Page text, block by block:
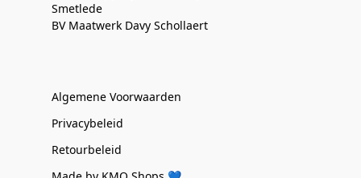
Smetlede
BV Maatwerk Davy Schollaert
Algemene Voorwaarden
Privacybeleid
Retourbeleid